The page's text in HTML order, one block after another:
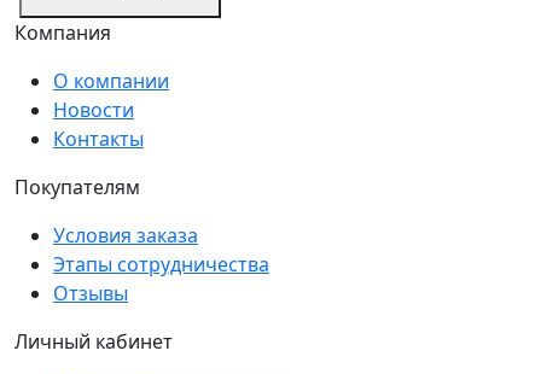
Компания
О компании
Новости
Контакты
Покупателям
Условия заказа
Этапы сотрудничества
Отзывы
Личный кабинет